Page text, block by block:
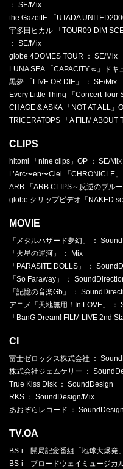
： SE/Mix
the GazettE 「UTADA
宇多田ヒカル 「TOUR09-DIM
： SE/Mix
globe 4DOMES TOUR ： SE/Mix
LUNA SEA 「CAPACITY ∞」ドキ
黒夢 「LIVE OR DIE」 ： SE/Mix
Every Little Thing 「Concert Tour
CHAGE & ASKA 「NOT AT ALL」
TRICERATOPS 「A FILM
CLIPS
hitomi 「nine clips」OP ： SE/Mix
L’Arc〜en〜Ciel 「CHRONICLE
ARB 「ARB CLIPS～反逆のブル
globe クリップビデオ「NAKED
MOVIE
「メタルハザード夢幻」 ：
「火星の運河」 ： Mix
「PARASITE DOLLS」 ：
「So Faraway」 ：
「記憶の音楽Gb」 ：
アニメ「天地無用！In LOVE」 ：
「BanG Dream! FILM LIVE 2nd
CI
富士ゼロックス株式会社 ：
株式会社ジェムケリー ：
True Kiss Disk ： SoundDesign
RKS ： SoundDesign/Mix
あおぞらレコード ：
TV.OA
BS-i 開局記念番組「地球大爆発
BS-i ブロードウェイミュージカ